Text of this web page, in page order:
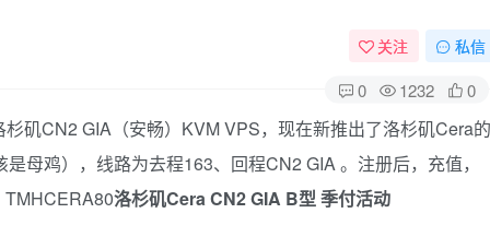
关注 私信
0 1232 0
矶CN2 GIA（安畅）KVM VPS，现在新推出了洛杉矶Cera的
母鸡），线路为去程163、回程CN2 GIA 。注册后，充值，
洛杉矶Cera CN2 GIA B型 季付活动